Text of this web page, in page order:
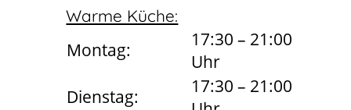
Warme Küche:
Montag:
17:30 – 21:00
Uhr
Dienstag:
17:30 – 21:00